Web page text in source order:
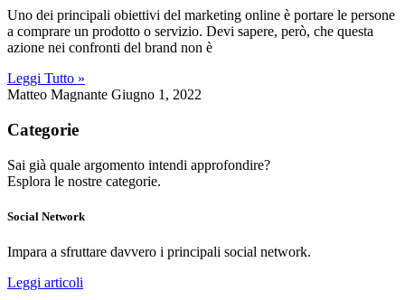
Uno dei principali obiettivi del marketing online è portare le persone
a comprare un prodotto o servizio. Devi sapere, però, che questa
azione nei confronti del brand non è
Leggi Tutto »
Matteo Magnante Giugno 1, 2022
Categorie
Sai già quale argomento intendi approfondire?
Esplora le nostre categorie.
Social Network
Impara a sfruttare davvero i principali social network.
Leggi articoli